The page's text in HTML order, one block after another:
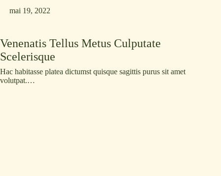
mai 19, 2022
Venenatis Tellus Metus Culputate
Scelerisque
Hac habitasse platea dictumst quisque sagittis purus sit amet
volutpat.…